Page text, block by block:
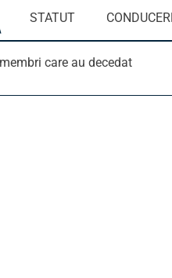
STATUT
care au decedat